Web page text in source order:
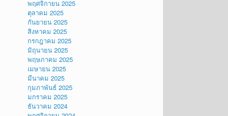
พฤศจิกายน 2025
ตุลาคม 2025
กันยายน 2025
สิงหาคม 2025
กรกฎาคม 2025
มิถุนายน 2025
พฤษภาคม 2025
เมษายน 2025
มีนาคม 2025
กุมภาพันธ์ 2025
มกราคม 2025
ธันวาคม 2024